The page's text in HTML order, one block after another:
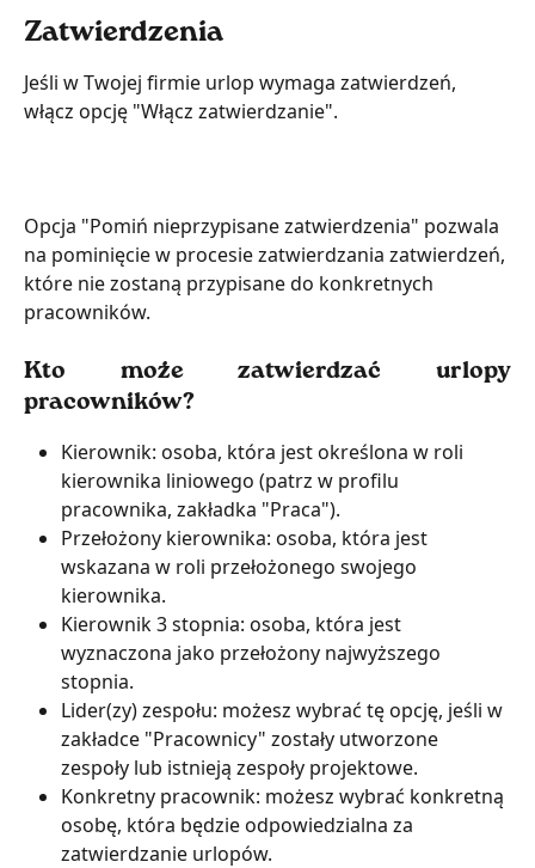
Zatwierdzenia
Jeśli w Twojej firmie urlop wymaga zatwierdzeń,
włącz opcję "Włącz zatwierdzanie".
Opcja "Pomiń nieprzypisane zatwierdzenia" pozwala
na pominięcie w procesie zatwierdzania zatwierdzeń,
które nie zostaną przypisane do konkretnych
pracowników.
Kto może zatwierdzać urlopy
pracowników?
Kierownik: osoba, która jest określona w roli
kierownika liniowego (patrz w profilu
pracownika, zakładka "Praca").
Przełożony kierownika: osoba, która jest
wskazana w roli przełożonego swojego
kierownika.
Kierownik 3 stopnia: osoba, która jest
wyznaczona jako przełożony najwyższego
stopnia.
Lider(zy) zespołu: możesz wybrać tę opcję, jeśli w
zakładce "Pracownicy" zostały utworzone
zespoły lub istnieją zespoły projektowe.
Konkretny pracownik: możesz wybrać konkretną
osobę, która będzie odpowiedzialna za
zatwierdzanie urlopów.